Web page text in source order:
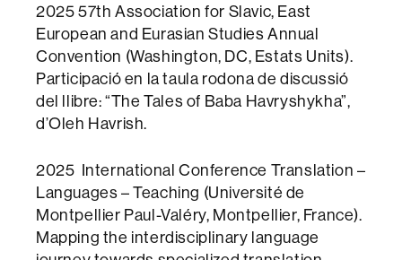
2025 57th Association for Slavic, East
European and Eurasian Studies Annual
Convention (Washington, DC, Estats Units).
Participació en la taula rodona de discussió
del llibre: “The Tales of Baba Havryshykha”,
d’Oleh Havrish.
2025 International Conference Translation –
Languages – Teaching (Université de
Montpellier Paul-Valéry, Montpellier, France).
Mapping the interdisciplinary language